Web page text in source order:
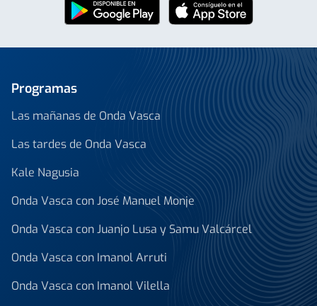
Programas
Las mañanas de Onda Vasca
Las tardes de Onda Vasca
Kale Nagusia
Onda Vasca con José Manuel Monje
Onda Vasca con Juanjo Lusa y Samu Valcárcel
Onda Vasca con Imanol Arruti
Onda Vasca con Imanol Vilella